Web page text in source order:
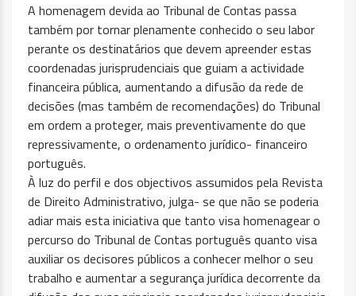
A homenagem devida ao Tribunal de Contas passa
também por tornar plenamente conhecido o seu labor
perante os destinatários que devem apreender estas
coordenadas jurisprudenciais que guiam a actividade
financeira pública, aumentando a difusão da rede de
decisões (mas também de recomendações) do Tribunal
em ordem a proteger, mais preventivamente do que
repressivamente, o ordenamento jurídico- financeiro
português.
À luz do perfil e dos objectivos assumidos pela Revista
de Direito Administrativo, julga- se que não se poderia
adiar mais esta iniciativa que tanto visa homenagear o
percurso do Tribunal de Contas português quanto visa
auxiliar os decisores públicos a conhecer melhor o seu
trabalho e aumentar a segurança jurídica decorrente da